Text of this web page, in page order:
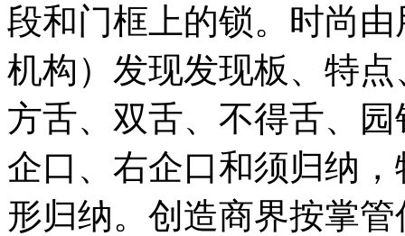
段和门框上的锁。时尚
机构）发现发现板、特
方舌、双舌、不得舌、
企口、右企口和须归纳
形归纳。创造商界按掌